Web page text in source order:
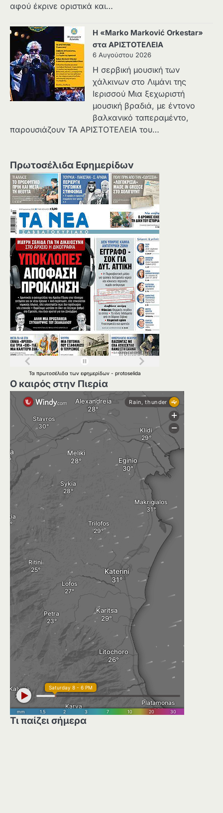
αφού έκρινε οριστικά και…
Η «Marko Marković Orkestar»
στα ΑΡΙΣΤΟΤΕΛΕΙΑ
6 Αυγούστου 2026
Η σερβική μουσική των
χάλκινων στο Λιμάνι της
Ιερισσού Μια ξεχωριστή
μουσική βραδιά, με έντονο
βαλκανικό ταπεραμέντο,
παρουσιάζουν ΤΑ ΑΡΙΣΤΟΤΕΛΕΙΑ του…
Πρωτοσέλιδα Εφημερίδων
Τα πρωτοσέλιδα των εφημερίδων - protoselida
Ο καιρός στην Πιερία
Τι παίζει σήμερα